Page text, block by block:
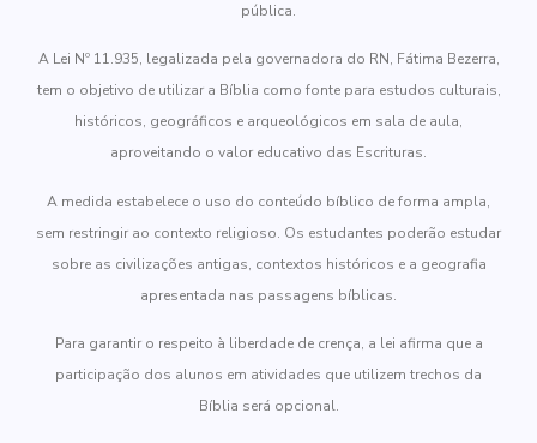
pública.
A Lei Nº 11.935, legalizada pela governadora do RN, Fátima Bezerra,
tem o objetivo de utilizar a Bíblia como fonte para estudos culturais,
históricos, geográficos e arqueológicos em sala de aula,
aproveitando o valor educativo das Escrituras.
A medida estabelece o uso do conteúdo bíblico de forma ampla,
sem restringir ao contexto religioso. Os estudantes poderão estudar
sobre as civilizações antigas, contextos históricos e a geografia
apresentada nas passagens bíblicas.
Para garantir o respeito à liberdade de crença, a lei afirma que a
participação dos alunos em atividades que utilizem trechos da
Bíblia será opcional.